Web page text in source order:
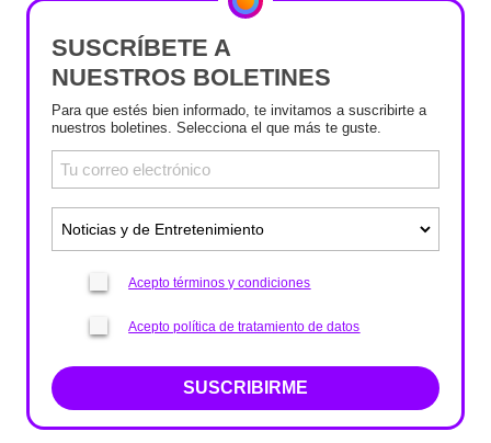
SUSCRÍBETE A
NUESTROS BOLETINES
Para que estés bien informado, te invitamos a suscribirte a
nuestros boletines. Selecciona el que más te guste.
Acepto términos y condiciones
Acepto política de tratamiento de datos
SUSCRIBIRME